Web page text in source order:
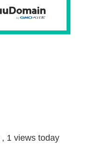
, 1 views today